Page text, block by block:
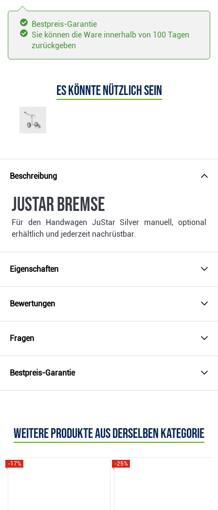
Bestpreis-Garantie
Sie können die Ware innerhalb von 100 Tagen
zurückgeben
Es könnte nützlich sein
Beschreibung
JuStar Bremse
Für den Handwagen JuStar Silver manuell, optional
erhältlich und jederzeit nachrüstbar.
Eigenschaften
Bewertungen
Fragen
Bestpreis-Garantie
Weitere Produkte aus derselben Kategorie
-17% -25%